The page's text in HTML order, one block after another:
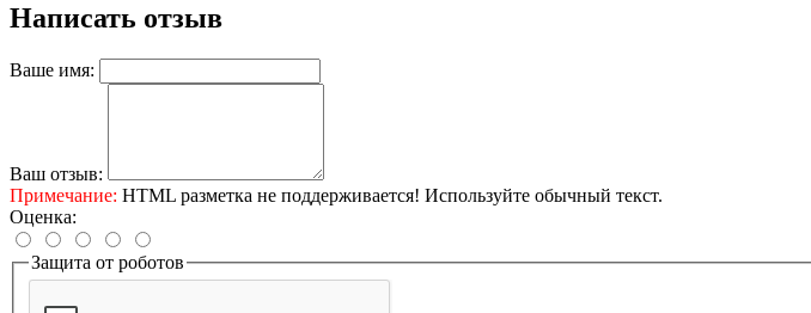
Написать отзыв
Ваше имя:
Ваш отзыв:
Примечание: HTML разметка не поддерживается! Используйте обычный текст.
Оценка:
Защита от роботов